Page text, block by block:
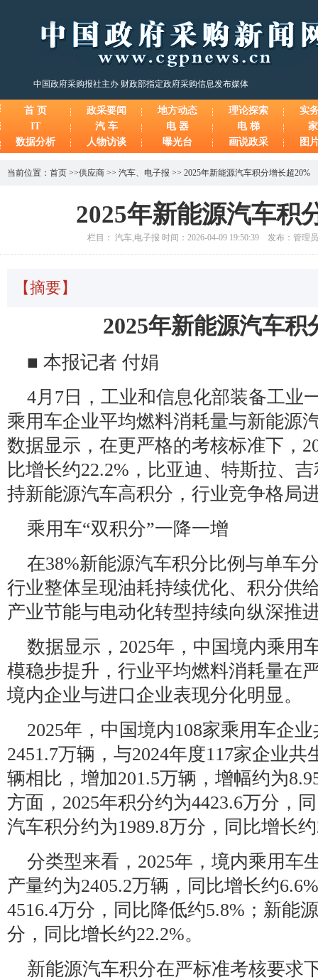
中国政府采购报社主办 财政部指定政府采购信息发布媒体
首 页 政采要闻 地方动态 理论探索
实
IT
汽 车 电 器 电 梯
数据分析
人物访谈 曝光台 画说政采 图
当前位置： 首页 >>供应商 >> 汽车、 电子报 >> 2025年新能源汽车积分增长超20%
2025年新能源汽车积
栏目： 汽车,电子报 时间：2026-04-09 19:50:39 发布：管理
【摘要】
2025年新能源汽车积
■ 本报记者 付娟
4月7日，工业和信息化部装备工业
乘用车企业平均燃料消耗量与新能源
数据显示，在更严格的考核标准下，
比增长约22.2%，比亚迪、特斯拉、
持新能源汽车高积分，行业竞争格局
乘用车“双积分”一降一增
在38%新能源汽车积分比例与单车
行业整体呈现油耗持续优化、积分供
产业节能与电动化转型持续向纵深推
数据显示，2025年，中国境内乘用
模稳步提升，行业平均燃料消耗量在
境内企业与进口企业表现分化明显。
2025年，中国境内108家乘用车企
2451.7万辆，与2024年度117家企业共
辆相比，增加201.5万辆，增幅约为
方面，2025年积分约为4423.6万分，
汽车积分约为1989.8万分，同比增长
分类型来看，2025年，境内乘用车
产量约为2405.2万辆，同比增长约
4516.4万分，同比降低约5.8%；新能
分，同比增长约22.2%。
新能源汽车积分在严标准考核要求